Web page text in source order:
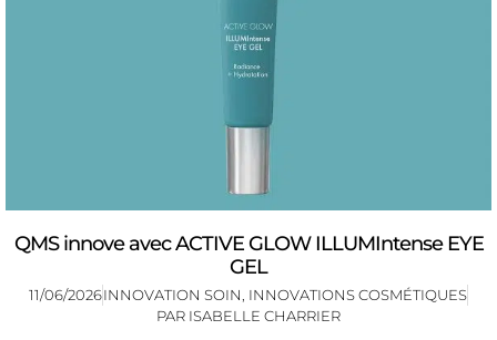
QMS innove avec ACTIVE GLOW ILLUMIntense EYE
GEL
11/06/2026INNOVATION SOIN INNOVATIONS COSMÉTIQUES
PAR ISABELLE CHARRIER